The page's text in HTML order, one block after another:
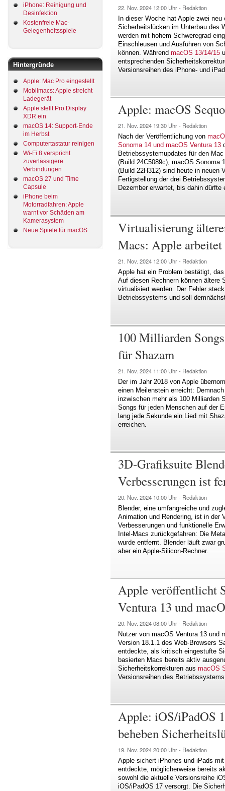
iPhone: Reinigung und
Desinfektion
Kostenfreie Mac-
Gelegenheitsspiele
Hintergründe
Apple: Mac Pro eingestellt
Mobilmacs: Apple streicht
Ladegerät
Apple stellt Pro Display
XDR ein
macOS 14: Support-Ende
im Herbst
Computertastatur reinigen
Wi-Fi 8 verspricht
zuverlässigere
Verbindungen
macOS 27 und Time
Capsule
iPhone beim
Motorradfahren: Apple
warnt vor Schäden am
Kamerasystem
Neue Spiele für macOS
22. Nov. 2024 12:00 Uhr - Redaktion
In dieser Woche hat Apple zwei
Sicherheitslücken im Unterbau des
werden mit hohem Schweregrad
Einschleusen und Ausführen von
können. Während macOS 13/14/15
entsprechenden
Versionsreihen des iPhone- und
Apple: macOS
21. Nov. 2024 19:30 Uhr - Redaktion
Nach der Veröffentlichung von
Sonoma 14 und macOS Ventura 13
Betriebssystemupdates für den
(Build 24C5089c), macOS Sonoma
(Build 22H312) sind heute in neuen
Fertigstellung der drei
Dezember erwartet, bis dahin
Virtualisierung
Macs: Apple arbeitet
21. Nov. 2024 12:00 Uhr - Redaktion
Apple hat ein Problem bestätigt,
Auf diesen Rechnern können ältere
virtualisiert werden. Der Fehler
Betriebssystems und soll
100 Milliarden
für Shazam
21. Nov. 2024 11:00 Uhr - Redaktion
Der im Jahr 2018 von Apple
einen Meilenstein erreicht:
inzwischen mehr als 100 Milliarden
Songs für jeden Menschen auf der
lang jede Sekunde ein Lied mit
erreichen.
3D-Grafiksuite
Verbesserungen ist
20. Nov. 2024 10:00 Uhr - Redaktion
Blender, eine umfangreiche und
Animation und Rendering, ist in der
Verbesserungen und funktionelle
Intel-Macs zurückgefahren: Die
wurde entfernt. Blender läuft zwar
aber ein Apple-Silicon-Rechner.
Apple veröffentlicht
Ventura 13 und
20. Nov. 202408:00 Uhr - Redaktion
Nutzer von macOS Ventura 13 und
Version 18.1.1 des Web-Browsers
entdeckte, als kritisch eingestufte
basierten Macs bereits aktiv
Sicherheitskorrekturen aus macOS
Versionsreihen des
Apple: iOS/iPadOS
beheben
19. Nov. 202420:00 Uhr - Redaktion
Apple sichert iPhones und iPads
entdeckte, möglicherweise bereits
sowohl die aktuelle Versionsreihe
iOS/iPadOS 17 versorgt. Die